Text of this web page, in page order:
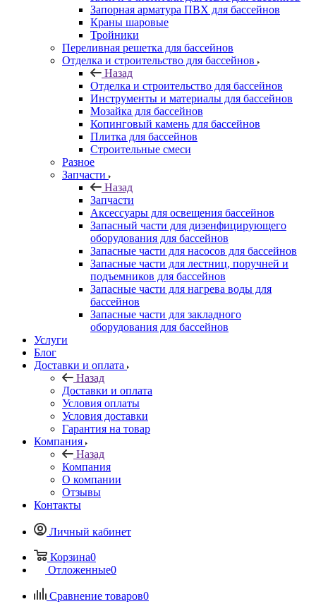
Запорная арматура ПВХ для бассейнов
Краны шаровые
Тройники
Переливная решетка для бассейнов
Отделка и строительство для бассейнов
Назад
Отделка и строительство для бассейнов
Инструменты и материалы для бассейнов
Мозайка для бассейнов
Копинговый камень для бассейнов
Плитка для бассейнов
Строительные смеси
Разное
Запчасти
Назад
Запчасти
Аксессуары для освещения бассейнов
Запасный части для дизенфицирующего
оборудования для бассейнов
Запасные части для насосов для бассейнов
Запасные части для лестниц, поручней и
подъемников для бассейнов
Запасные части для нагрева воды для
бассейнов
Запасные части для закладного
оборудования для бассейнов
Услуги
Блог
Доставки и оплата
Назад
Доставки и оплата
Условия оплаты
Условия доставки
Гарантия на товар
Компания
Назад
Компания
О компании
Отзывы
Контакты
Личный кабинет
Корзина0
Отложенные0
Сравнение товаров0